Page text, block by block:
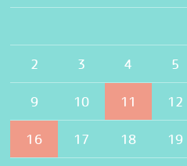
2 3 4 5
9 10 11 12
16 17 18 19